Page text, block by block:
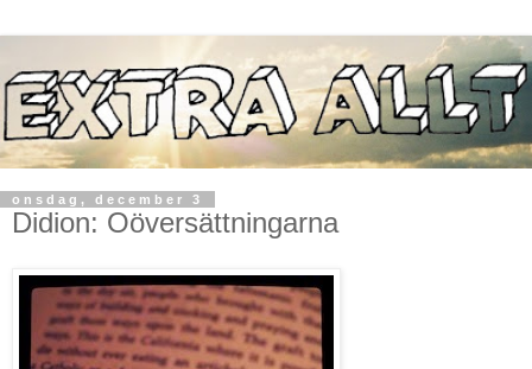
onsdag, december 3
Didion: Oöversättningarna